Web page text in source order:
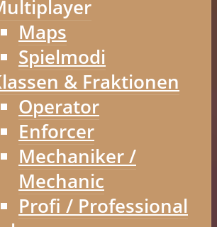
Maps
Spielmodi
& Fraktionen
Operator
Enforcer
Mechaniker /
Mechanic
Profi / Professional